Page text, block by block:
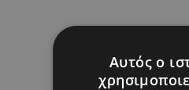
Αυτός ο